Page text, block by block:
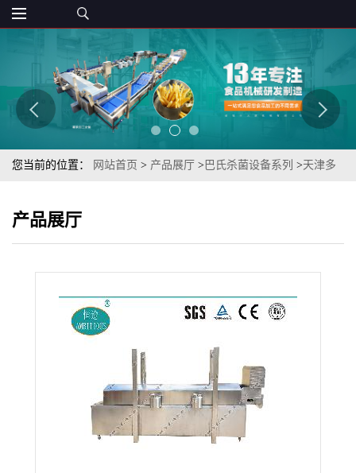
您当前的位置： 网站首页 > 产品展厅 > 巴氏杀菌设备系列 >天津多
产品展厅